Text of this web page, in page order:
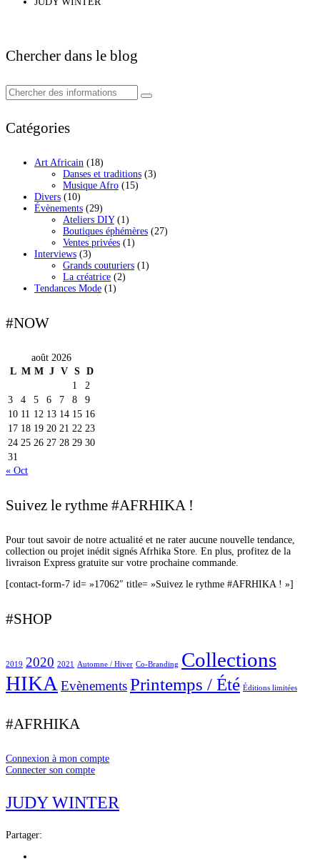
Chercher dans le blog
Catégories
Art Africain (18)
Danses et traditions (3)
Musique Afro (15)
Divers (10)
Évènements (29)
Ateliers DIY (1)
Boutiques éphémères (27)
Ventes privées (1)
Interviews (3)
Grands couturiers (1)
La créatrice (2)
Tendances Mode (1)
#NOW
août 2026
L M M J V S D
1
2
3
4 5 6 7 8
9
10 11 12 13 14 15 16
17 18 19 20 21 22 23
24 25 26 27 28 29 30
31
« Oct
Suivez le rythme #AFRHIKA !
Pour tout savoir de notre actualité et ne rater aucune nouvelle tendance,
collection ou projet inédit signés Afrhika Store. En plus, profitez de la
livraison Express gratuite sur votre prochaine commande.
[contact-form-7 id= »17062″ title= »Suivez le rythme #AFRHIKA ! »]
#SHOP
2019 2020 2021 Automne / Hiver Co-Branding Collections
HIKA EvènementsPrintemps / Été Éditions limitées
#AFRHIKA
Connexion à mon compte
Connecter son compte
JUDY WINTER
Partager: